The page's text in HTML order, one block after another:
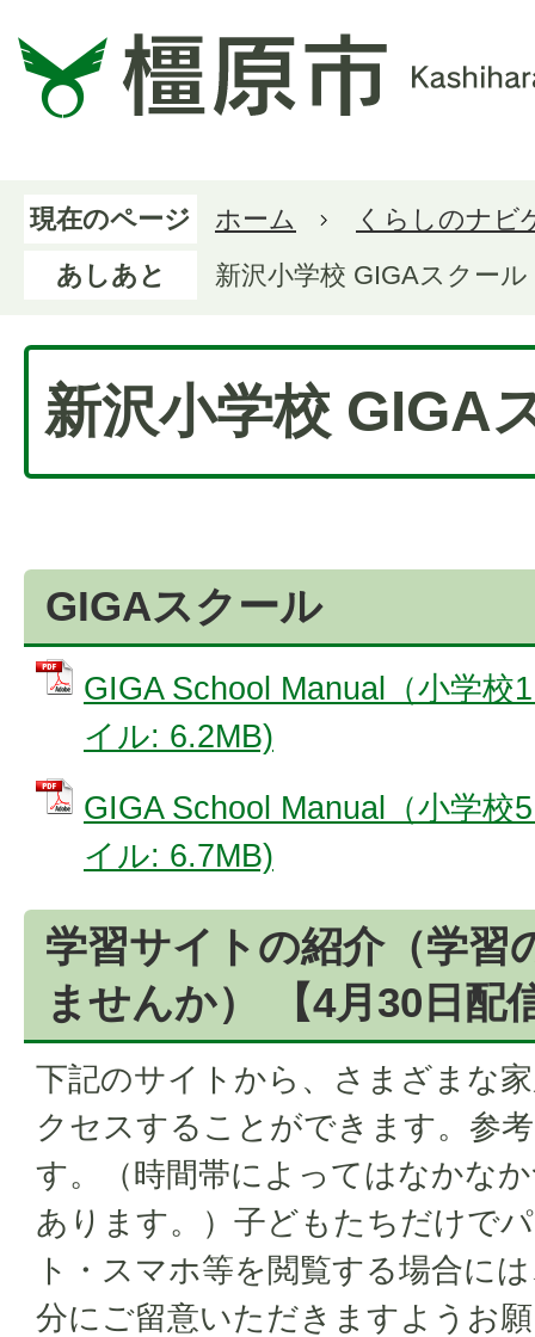
現在のページ ホーム
くらしのナビ
あしあと
新沢小学校 GIGAスクール
新沢小学校 GIGA
GIGAスクール
GIGA School Manual（小学校
イル: 6.2MB)
GIGA School Manual（小学校
イル: 6.7MB)
学習サイトの紹介（学習
ませんか） 【4月30日配
下記のサイトから、さまざまな
クセスすることができます。参
す。（時間帯によってはなかな
あります。）子どもたちだけで
ト・スマホ等を閲覧する場合に
分にご留意いただきますようお